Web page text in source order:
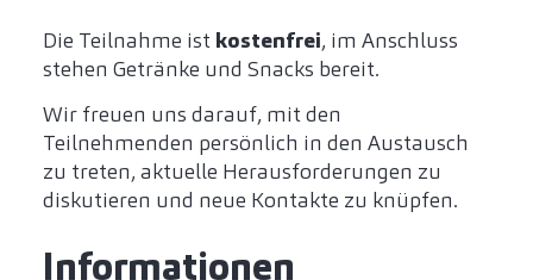
Die Teilnahme ist kostenfrei, im Anschluss
stehen Getränke und Snacks bereit.
Wir freuen uns darauf, mit den
Teilnehmenden persönlich in den Austausch
zu treten, aktuelle Herausforderungen zu
diskutieren und neue Kontakte zu knüpfen.
Informationen